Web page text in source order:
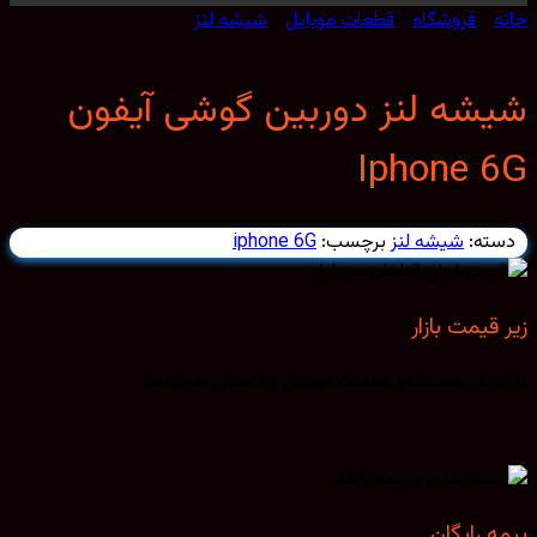
/فروشگاه/قطعات موبایل/ شیشه لنز
لنز دوربین گوشی آیفون
Iphone
شیشه لنزبرچسب:iphone 6G
بازار